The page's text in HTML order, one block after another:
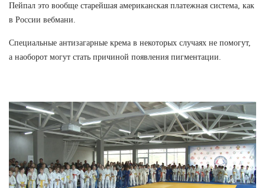
Пейпал это вообще старейшая американская платежная система, как
в России вебмани.
Специальные антизагарные крема в некоторых случаях не помогут,
а наоборот могут стать причиной появления пигментации.